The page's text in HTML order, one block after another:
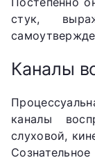
стук,
Каналы
каналы
слуховой,